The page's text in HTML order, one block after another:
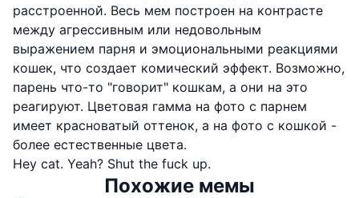
расстроенной. Весь мем построен на контрасте
между агрессивным или недовольным
выражением парня и эмоциональными реакциями
кошек, что создает комический эффект. Возможно,
парень что-то "говорит" кошкам, а они на это
реагируют. Цветовая гамма на фото с парнем
имеет красноватый оттенок, а на фото с кошкой -
более естественные цвета.
Hey cat. Yeah? Shut the fuck up.
Похожие мемы